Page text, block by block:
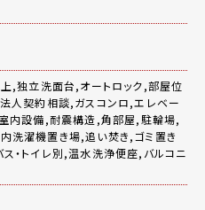
,独立洗面台,オートロック,部屋位
人契約相談,ガスコンロ,エレベー
内設備,耐震構造,角部屋,駐輪場,
洗濯機置き場,追い焚き,ゴミ置き
・トイレ別,温水洗浄便座,バルコニ